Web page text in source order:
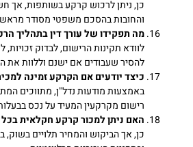
כן, ניתן לרכוש קרקע בשותפות, אך
והחובות בהסכם משפטי מסודר
מה תפקידו של עורך דין בתהליך
לוודא תקינות הרישום, לבדוק
להסיר שעבודים אם ישנם וללוות את
כיצד יודעים אם הקרקע זמינה
באמצעות מודעות נדל"ן, מתווכים
רישום מקרקעין המעיד על נכס
האם ניתן למכור קרקע חקלאית
כן, אך הביקוש והמחיר תלויים בשוק,